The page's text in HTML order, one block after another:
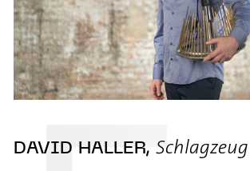
DAVID HALLER,Schlagzeug